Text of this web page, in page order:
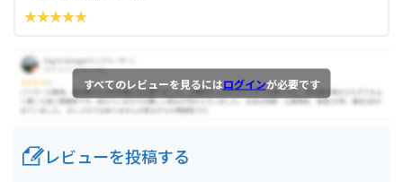
すべてのレビューを見るにはログインが必要です
レビューを投稿する